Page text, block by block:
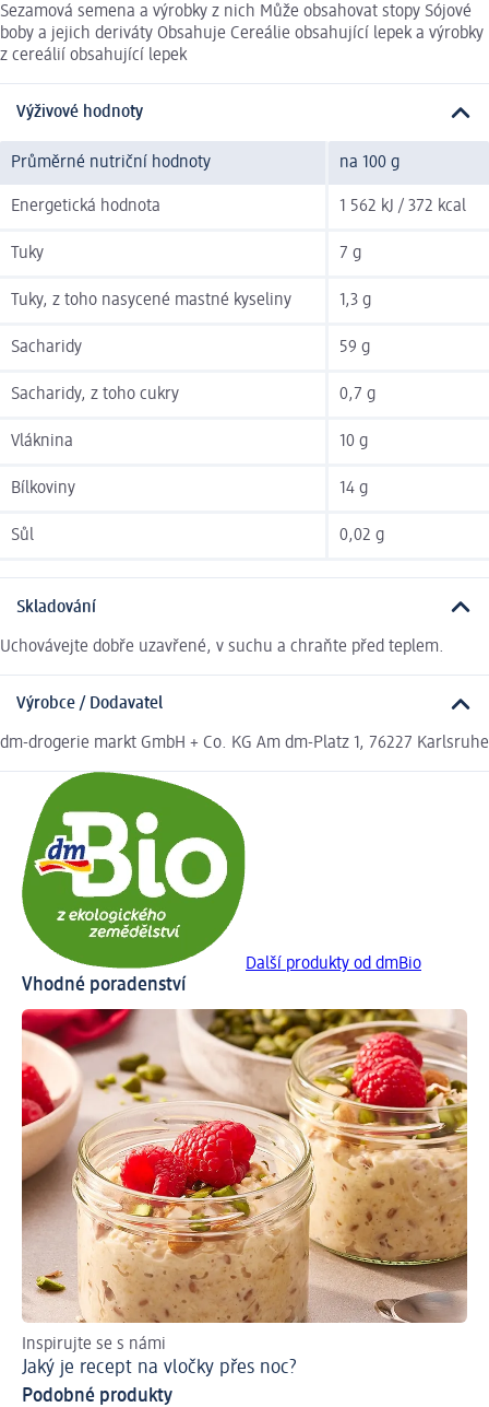
Sezamová semena a výrobky z nich Může obsahovat stopy Sójové
boby a jejich deriváty Obsahuje Cereálie obsahující lepek a výrobky
z cereálií obsahující lepek
Výživové hodnoty
Průměrné nutriční hodnoty na 100 g
Energetická hodnota 1 562 kJ / 372 kcal
Tuky 7 g
Tuky, z toho nasycené mastné kyseliny 1,3 g
Sacharidy 59 g
Sacharidy, z toho cukry 0,7 g
Vláknina 10 g
Bílkoviny 14 g
Sůl 0,02 g
Skladování
Uchovávejte dobře uzavřené, v suchu a chraňte před teplem.
Výrobce / Dodavatel
dm-drogerie markt GmbH + Co. KG Am dm-Platz 1, 76227 Karlsruhe
Další produkty od dmBio
Vhodné poradenství
Inspirujte se s námi
Jaký je recept na vločky přes noc?
Podobné produkty